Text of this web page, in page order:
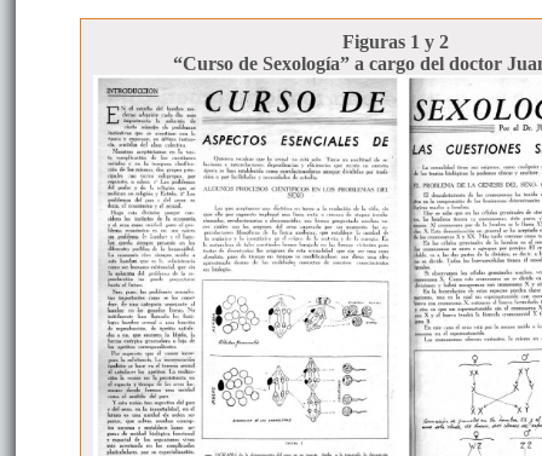
Figuras 1 y 2
“Curso de Sexología” a cargo del doctor